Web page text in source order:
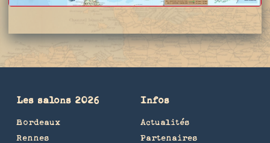
Les salons 2026
Bordeaux
Rennes
Infos
Actualités
Partenaires